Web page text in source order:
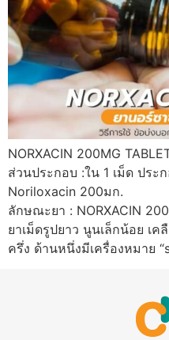
NORXACIN 200MG
ส่วนประกอบ :ใน 1 เม็ด ปร
Noriloxacin 200มก.
ลักษณะยา : NORXACIN
ยาเม็ดรูปยาว นูนเล็กน้อย เ
ครึ่ง ด้านหนึ่งมีเครื่องหมาย